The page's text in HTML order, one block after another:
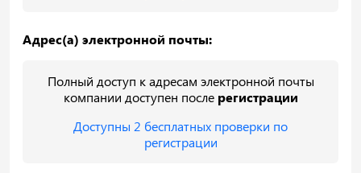
Адрес(а) электронной почты:
Полный доступ к адресам электронной почты
компании доступен после регистрации
Доступны 2 бесплатных проверки по
регистрации